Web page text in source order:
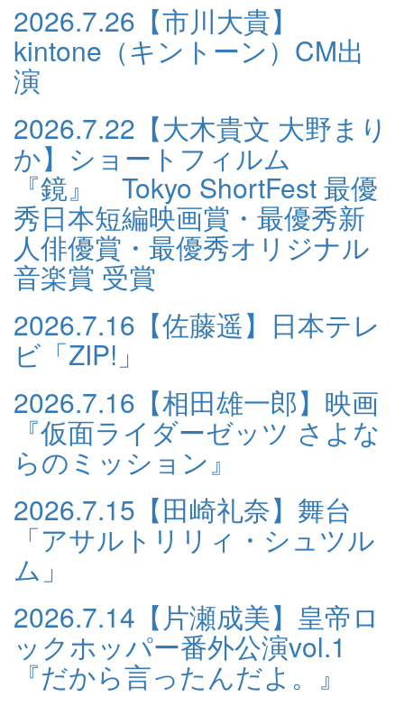
2026.7.26 【市川大貴】
kintone（キントーン）CM出
演
2026.7.22 【大木貴文 大野まり
か】ショートフィルム
『鏡』 Tokyo ShortFest 最優
秀日本短編映画賞・最優秀新
人俳優賞・最優秀オリジナル
音楽賞 受賞
2026.7.16 【佐藤遥】日本テレ
ビ「ZIP!」
2026.7.16 【相田雄一郎】映画
『仮面ライダーゼッツ さよな
らのミッション』
2026.7.15 【田崎礼奈】舞台
「アサルトリリィ・シュツル
ム」
2026.7.14 【片瀬成美】皇帝ロ
ックホッパー番外公演vol.1
『だから言ったんだよ。』